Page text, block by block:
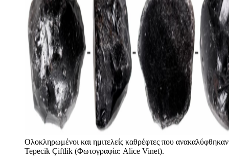
Ολοκληρωμένοι και ημιτελείς καθρέφτες που
Tepecik Çiftlik (Φωτογραφία: Alice Vinet).